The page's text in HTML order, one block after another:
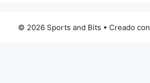
© 2026 Sports and Bits • Creado con